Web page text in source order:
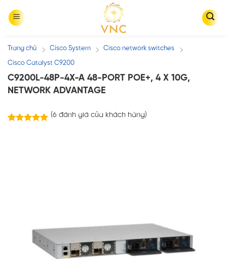
Trang chủ / Cisco System / Cisco network switches /
Cisco Catalyst C9200
C9200L-48P-4X-A 48-PORT POE+, 4 X 10G,
NETWORK ADVANTAGE
(6đánh giá của khách hàng)